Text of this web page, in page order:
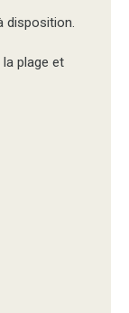
disposition.
plage et